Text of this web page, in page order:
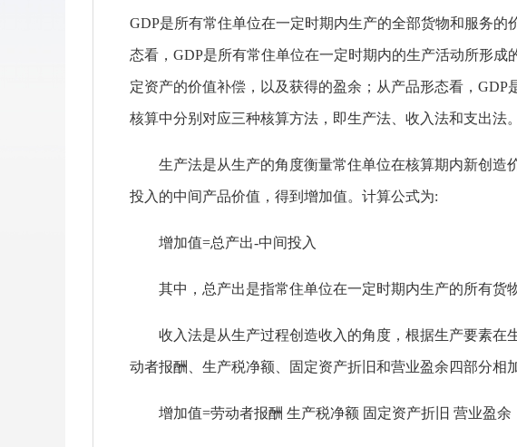
GDP是所有常住单位在一定时期内生产的全部货物和服务
态看，GDP是所有常住单位在一定时期内的生产活动所形
定资产的价值补偿，以及获得的盈余；从产品形态看，
核算中分别对应三种核算方法，即生产法、收入法和支出法。
生产法是从生产的角度衡量常住单位在核算期内新创造
投入的中间产品价值，得到增加值。计算公式为:
增加值=总产出-中间投入
其中，总产出是指常住单位在一定时期内生产的所有货物
收入法是从生产过程创造收入的角度，根据生产要素在
动者报酬、生产税净额、固定资产折旧和营业盈余四部分相
增加值=劳动者报酬 生产税净额 固定资产折旧 营业盈余